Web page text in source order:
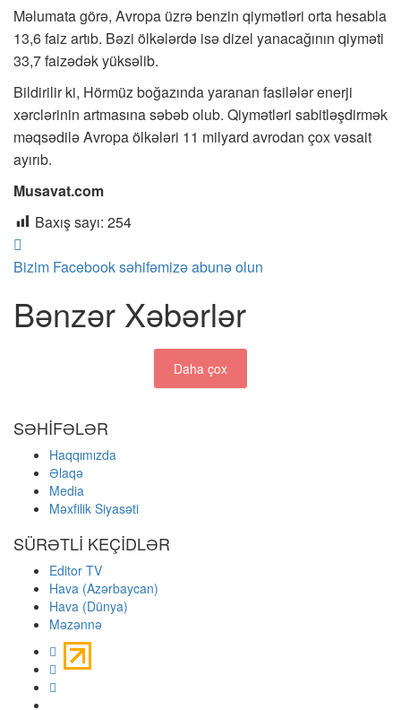
Məlumata görə, Avropa üzrə benzin qiymətləri orta hesabla
13,6 faiz artıb. Bəzi ölkələrdə isə dizel yanacağının qiyməti
33,7 faizədək yüksəlib.
Bildirilir ki, Hörmüz boğazında yaranan fasilələr enerji
xərclərinin artmasına səbəb olub. Qiymətləri sabitləşdirmək
məqsədilə Avropa ölkələri 11 milyard avrodan çox vəsait
ayırıb.
Musavat.com
Baxış sayı: 254
Bizim Facebook səhifəmizə abunə olun
Bənzər Xəbərlər
Daha çox
SƏHİFƏLƏR
Haqqımızda
Əlaqə
Media
Məxfilik Siyasəti
SÜRƏTLİ KEÇİDLƏR
Editor TV
Hava (Azərbaycan)
Hava (Dünya)
Məzənnə